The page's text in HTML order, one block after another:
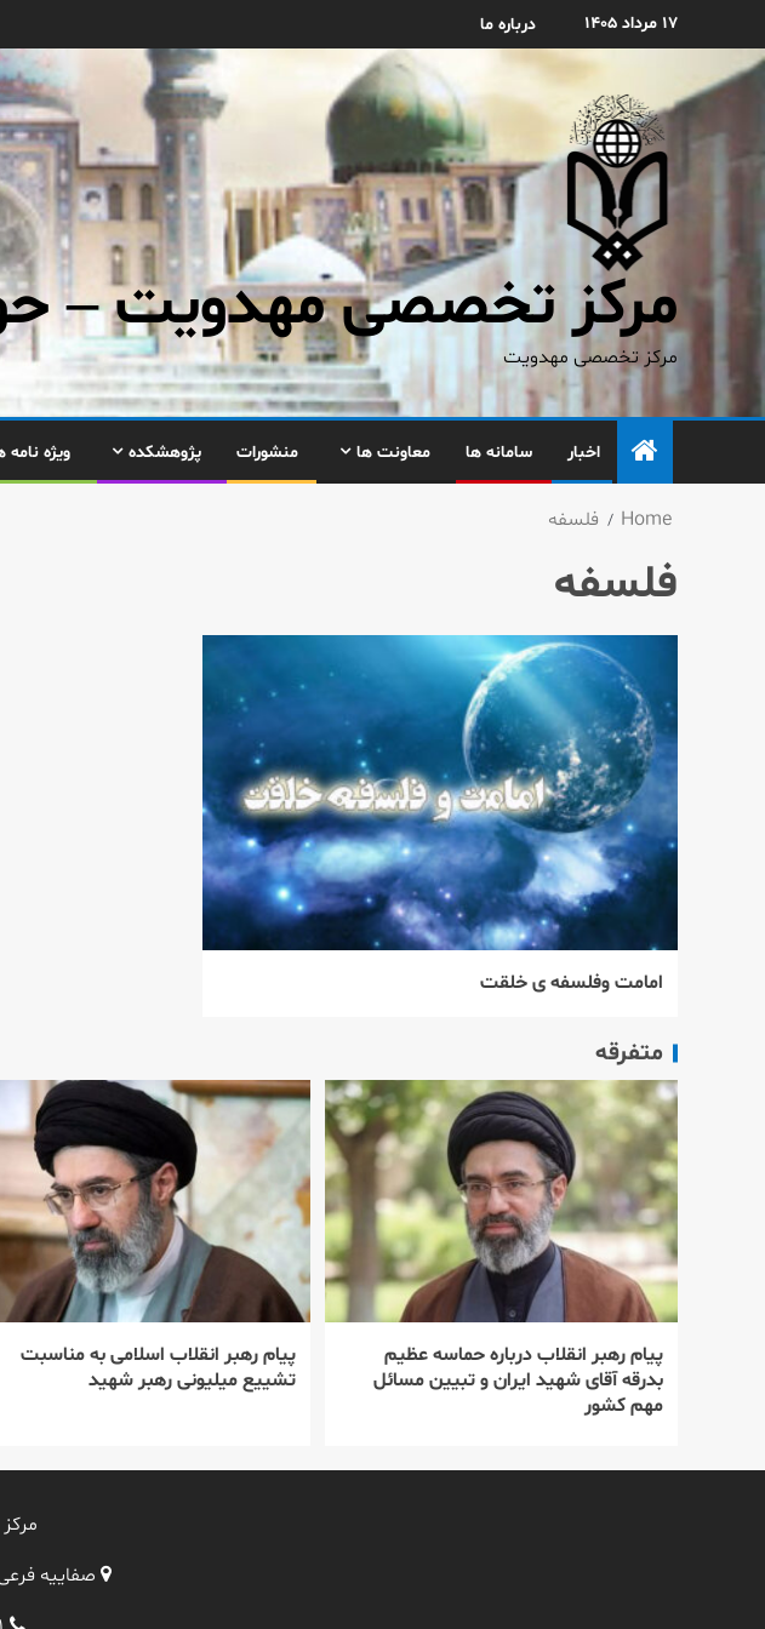
۱۷ مرداد ۱۴۰۵ درباره ما
مرکز تخصصی مهدویت –
مرکز تخصصی مهدویت
اخبار سامانه ها معاونت ها منشورات پژوهشکده ویژه نامه
Home فلسفه
فلسفه
امامت وفلسفه ی خلقت
متفرقه
پیام رهبر انقلاب درباره حماسه عظیم
بدرقه آقای شهید ایران و تبیین مسائل
مهم کشور
پیام رهبر انقلاب اسلامی به مناسبت
تشییع میلیونی رهبر شهید
صفاییه فرعی ۲۲ ، بن بست شهید